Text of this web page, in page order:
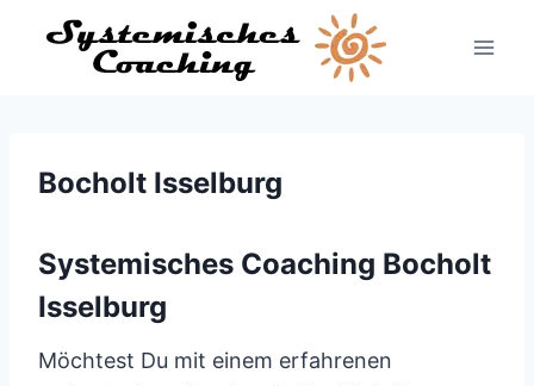
Inhalt
Bocholt Isselburg
Systemisches Coaching Bocholt
Isselburg
Möchtest Du mit einem erfahrenen